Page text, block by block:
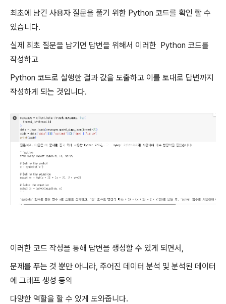
최초에 남긴 사용자 질문을 풀기 위한 Python 코드를 확인 할 수
있습니다.
실제 최초 질문을 남기면 답변을 위해서 이러한 Python 코드를
작성하고
Python 코드로 실행한 결과 값을 도출하고 이를 토대로 답변까지
작성하게 되는 것입니다.
이러한 코드 작성을 통해 답변을 생성할 수 있게 되면서,
문제를 푸는 것 뿐만 아니라, 주어진 데이터 분석 및 분석된 데이터
에 그래프 생성 등의
다양한 역할을 할 수 있게 도와줍니다.